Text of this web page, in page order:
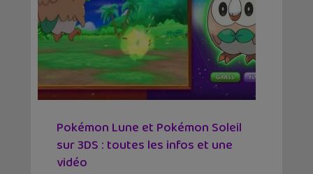
Pokémon Lune et Pokémon Soleil
sur 3DS : toutes les infos et une
vidéo